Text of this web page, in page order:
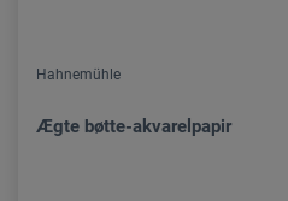
Hahnemühle
Ægte bøtte-akvarelpapir